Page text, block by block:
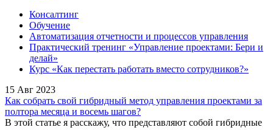
Консалтинг
Обучение
Автоматизация отчетности и процессов управления
Практический тренинг «Управление проектами: Бери и
делай»
Курс «Как перестать работать вместо сотрудников?»
15 Авг 2023
Как собрать свой гибридный метод управления проектами за
полтора месяца и восемь шагов?
В этой статье я расскажу, что представляют собой гибридные